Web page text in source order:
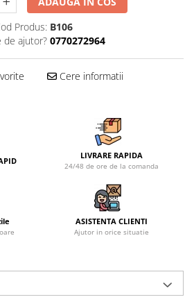
Produs: B106
de ajutor? 0770272964
Cere informatii
LIVRARE RAPIDA
24/48 de ore de la comanda
ASISTENTA CLIENTI
Ajutor in orice situatie